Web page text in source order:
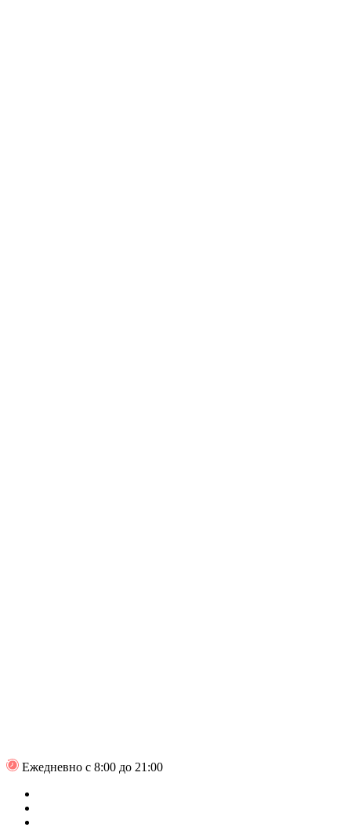
Ежедневно с 8:00 до 21:00